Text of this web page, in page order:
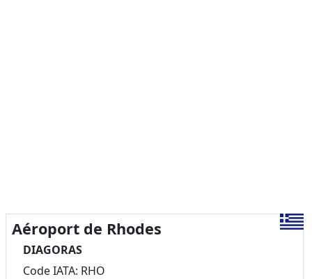
Aéroport de Rhodes
DIAGORAS
Code IATA: RHO